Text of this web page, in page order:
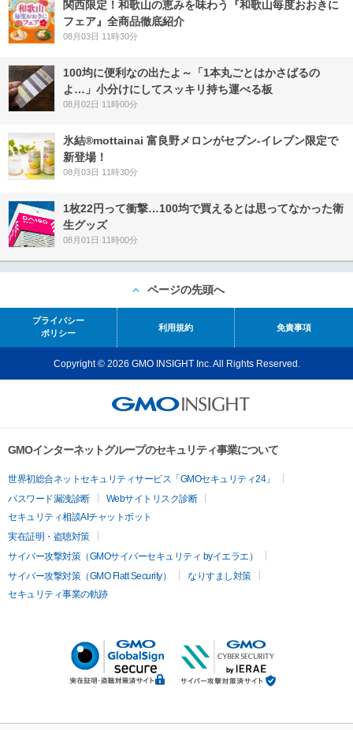
関西限定！和歌山の恵みを味わう『和歌山毎度おおきに
フェア』全商品徹底紹介
08月03日 11時30分
100均に便利なの出たよ～「1本丸ごとはかさばるの
よ…」小分けにしてスッキリ持ち運べる板
08月02日 11時00分
氷結®mottainai 富良野メロンがセブン‐イレブン限定で
新登場！
08月03日 11時30分
1枚22円って衝撃…100均で買えるとは思ってなかった衛
生グッズ
08月01日 11時00分
ページの先頭へ
プライバシー
ポリシー
利用規約 免責事項
Copyright © 2026 GMO INSIGHT Inc. All Rights Reserved.
GMOインターネットグループのセキュリティ事業について
世界初総合ネットセキュリティサービス「GMOセキュリティ24」
パスワード漏洩診断
Webサイトリスク診断
セキュリティ相談AIチャットボット
実在証明・盗聴対策
サイバー攻撃対策（GMOサイバーセキュリティ byイエラエ）
サイバー攻撃対策（GMO Flatt Security）
なりすまし対策
セキュリティ事業の軌跡